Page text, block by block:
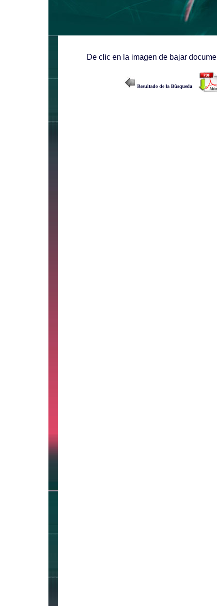
De clic en la imagen de bajar
Resultado de la Búsqueda